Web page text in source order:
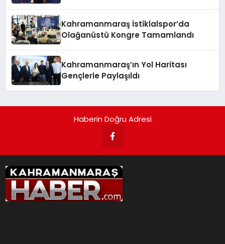
Kahramanmaraş İstiklalspor’da
Olağanüstü Kongre Tamamlandı
Kahramanmaraş’ın Yol Haritası
Gençlerle Paylaşıldı
Haberin Doğru Adresi